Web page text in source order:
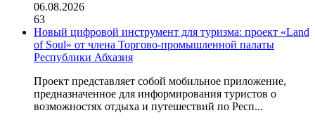
06.08.2026
63
Новый цифровой инструмент для туризма: проект «Land
of Soul» от члена Торгово-промышленной палаты
Республики Абхазия
Проект представляет собой мобильное приложение,
предназначенное для информирования туристов о
возможностях отдыха и путешествий по Респ...